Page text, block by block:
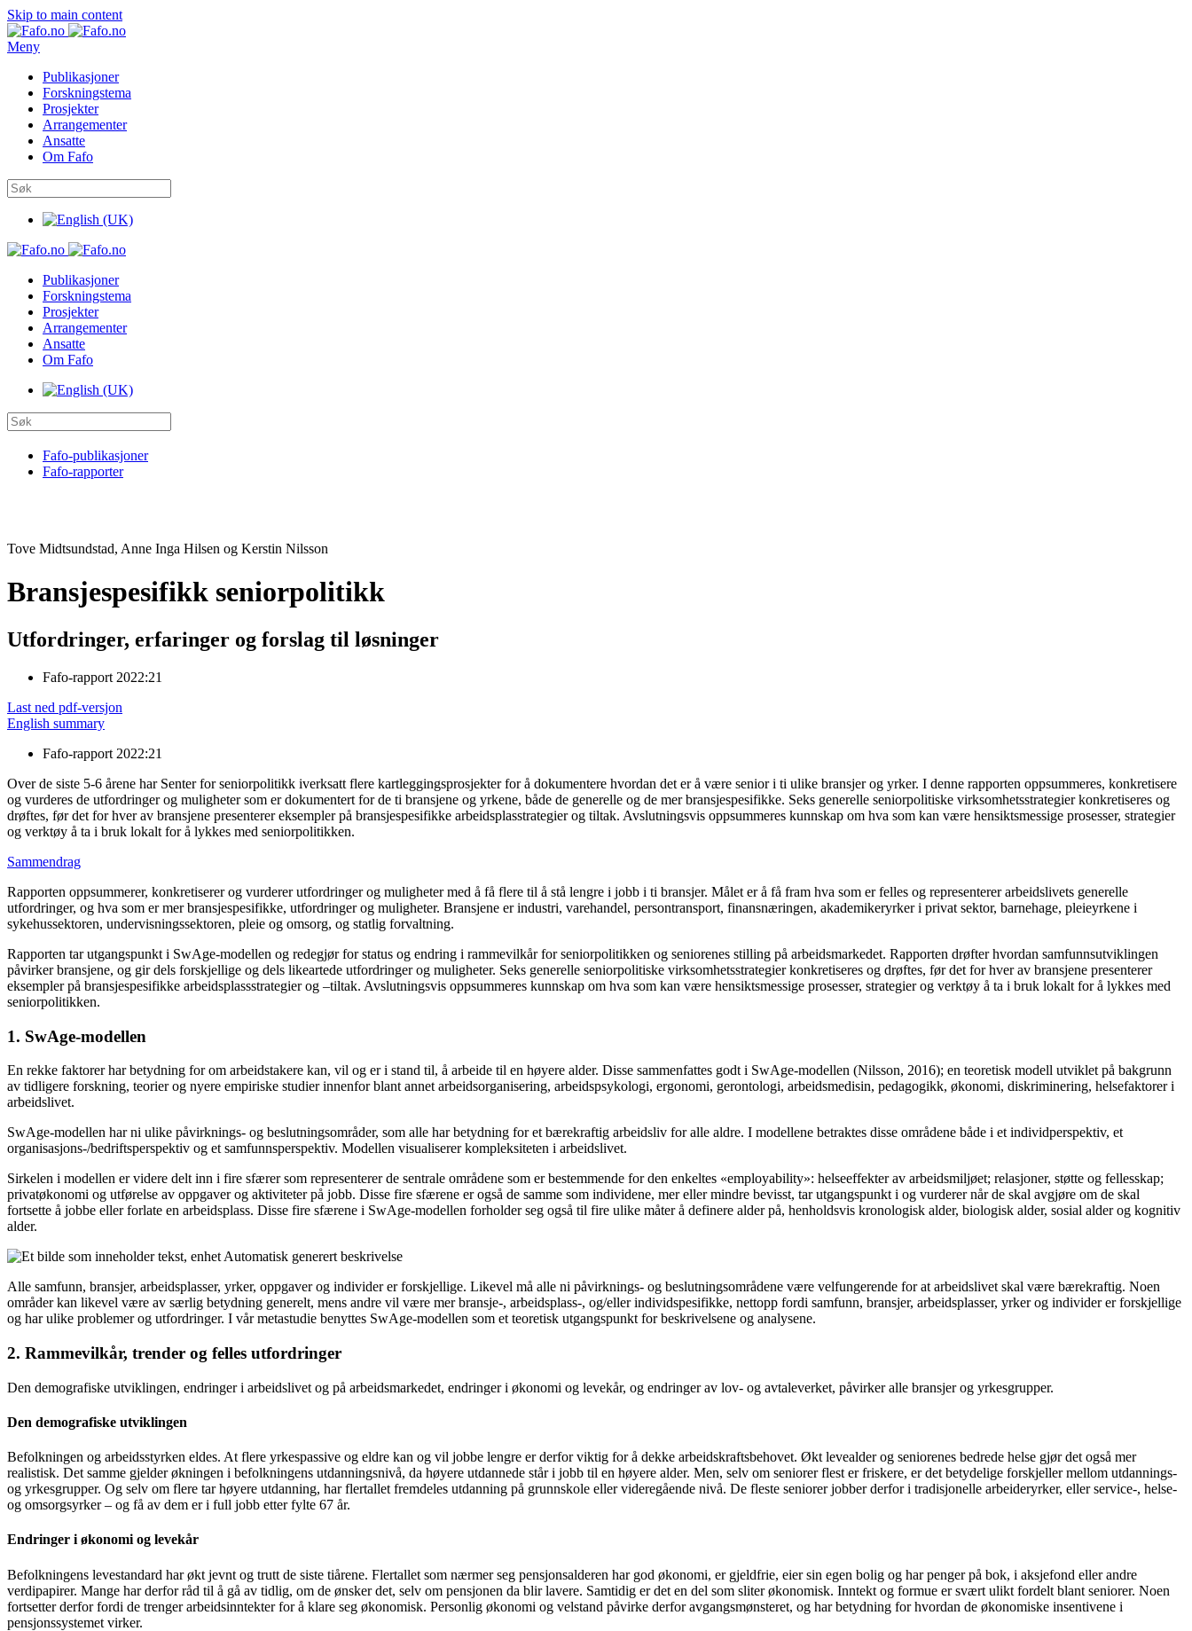
Skip to main content
Meny
Publikasjoner
Forskningstema
Prosjekter
Arrangementer
Ansatte
Om Fafo
Publikasjoner
Forskningstema
Prosjekter
Arrangementer
Ansatte
Om Fafo
Fafo-publikasjoner
Fafo-rapporter
Tove Midtsundstad, Anne Inga Hilsen og Kerstin Nilsson
Bransjespesifikk seniorpolitikk
Utfordringer, erfaringer og forslag til løsninger
Fafo-rapport 2022:21
Last ned pdf-versjon
English summary
Fafo-rapport 2022:21
Over de siste 5-6 årene har Senter for seniorpolitikk iverksatt flere kartleggingsprosjekter for å dokumentere hvordan det er å være senior i ti ulike bransjer og yrker. I denne rapporten oppsummeres, konkretisere
og vurderes de utfordringer og muligheter som er dokumentert for de ti bransjene og yrkene, både de generelle og de mer bransjespesifikke. Seks generelle seniorpolitiske virksomhetsstrategier konkretiseres og
drøftes, før det for hver av bransjene presenterer eksempler på bransjespesifikke arbeidsplasstrategier og tiltak. Avslutningsvis oppsummeres kunnskap om hva som kan være hensiktsmessige prosesser, strategier
og verktøy å ta i bruk lokalt for å lykkes med seniorpolitikken.
Sammendrag
Rapporten oppsummerer, konkretiserer og vurderer utfordringer og muligheter med å få flere til å stå lengre i jobb i ti bransjer. Målet er å få fram hva som er felles og representerer arbeidslivets generelle
utfordringer, og hva som er mer bransjespesifikke, utfordringer og muligheter. Bransjene er industri, varehandel, persontransport, finansnæringen, akademikeryrker i privat sektor, barnehage, pleieyrkene i
sykehussektoren, undervisningssektoren, pleie og omsorg, og statlig forvaltning.
Rapporten tar utgangspunkt i SwAge-modellen og redegjør for status og endring i rammevilkår for seniorpolitikken og seniorenes stilling på arbeidsmarkedet. Rapporten drøfter hvordan samfunnsutviklingen
påvirker bransjene, og gir dels forskjellige og dels likeartede utfordringer og muligheter. Seks generelle seniorpolitiske virksomhetsstrategier konkretiseres og drøftes, før det for hver av bransjene presenterer
eksempler på bransjespesifikke arbeidsplassstrategier og –tiltak. Avslutningsvis oppsummeres kunnskap om hva som kan være hensiktsmessige prosesser, strategier og verktøy å ta i bruk lokalt for å lykkes med
seniorpolitikken.
1. SwAge-modellen
En rekke faktorer har betydning for om arbeidstakere kan, vil og er i stand til, å arbeide til en høyere alder. Disse sammenfattes godt i SwAge-modellen (Nilsson, 2016); en teoretisk modell utviklet på bakgrunn
av tidligere forskning, teorier og nyere empiriske studier innenfor blant annet arbeidsorganisering, arbeidspsykologi, ergonomi, gerontologi, arbeidsmedisin, pedagogikk, økonomi, diskriminering, helsefaktorer i
arbeidslivet.
SwAge-modellen har ni ulike påvirknings- og beslutningsområder, som alle har betydning for et bærekraftig arbeidsliv for alle aldre. I modellene betraktes disse områdene både i et individperspektiv, et
organisasjons-/bedriftsperspektiv og et samfunnsperspektiv. Modellen visualiserer kompleksiteten i arbeidslivet.
Sirkelen i modellen er videre delt inn i fire sfærer som representerer de sentrale områdene som er bestemmende for den enkeltes «employability»: helseeffekter av arbeidsmiljøet; relasjoner, støtte og fellesskap;
privatøkonomi og utførelse av oppgaver og aktiviteter på jobb. Disse fire sfærene er også de samme som individene, mer eller mindre bevisst, tar utgangspunkt i og vurderer når de skal avgjøre om de skal
fortsette å jobbe eller forlate en arbeidsplass. Disse fire sfærene i SwAge-modellen forholder seg også til fire ulike måter å definere alder på, henholdsvis kronologisk alder, biologisk alder, sosial alder og kognitiv
alder.
Alle samfunn, bransjer, arbeidsplasser, yrker, oppgaver og individer er forskjellige. Likevel må alle ni påvirknings- og beslutningsområdene være velfungerende for at arbeidslivet skal være bærekraftig. Noen
områder kan likevel være av særlig betydning generelt, mens andre vil være mer bransje-, arbeidsplass-, og/eller individspesifikke, nettopp fordi samfunn, bransjer, arbeidsplasser, yrker og individer er forskjellige
og har ulike problemer og utfordringer. I vår metastudie benyttes SwAge-modellen som et teoretisk utgangspunkt for beskrivelsene og analysene.
2. Rammevilkår, trender og felles utfordringer
Den demografiske utviklingen, endringer i arbeidslivet og på arbeidsmarkedet, endringer i økonomi og levekår, og endringer av lov- og avtaleverket, påvirker alle bransjer og yrkesgrupper.
Den demografiske utviklingen
Befolkningen og arbeidsstyrken eldes. At flere yrkespassive og eldre kan og vil jobbe lengre er derfor viktig for å dekke arbeidskraftsbehovet. Økt levealder og seniorenes bedrede helse gjør det også mer
realistisk. Det samme gjelder økningen i befolkningens utdanningsnivå, da høyere utdannede står i jobb til en høyere alder. Men, selv om seniorer flest er friskere, er det betydelige forskjeller mellom utdannings-
og yrkesgrupper. Og selv om flere tar høyere utdanning, har flertallet fremdeles utdanning på grunnskole eller videregående nivå. De fleste seniorer jobber derfor i tradisjonelle arbeideryrker, eller service-, helse-
og omsorgsyrker – og få av dem er i full jobb etter fylte 67 år.
Endringer i økonomi og levekår
Befolkningens levestandard har økt jevnt og trutt de siste tiårene. Flertallet som nærmer seg pensjonsalderen har god økonomi, er gjeldfrie, eier sin egen bolig og har penger på bok, i aksjefond eller andre
verdipapirer. Mange har derfor råd til å gå av tidlig, om de ønsker det, selv om pensjonen da blir lavere. Samtidig er det en del som sliter økonomisk. Inntekt og formue er svært ulikt fordelt blant seniorer. Noen
fortsetter derfor fordi de trenger arbeidsinntekter for å klare seg økonomisk. Personlig økonomi og velstand påvirke derfor avgangsmønsteret, og har betydning for hvordan de økonomiske insentivene i
pensjonssystemet virker.